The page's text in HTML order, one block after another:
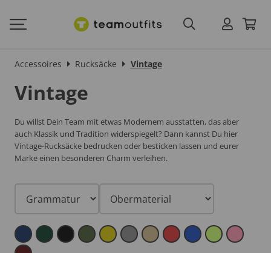
Accessoires Rucksäcke Vintage
Vintage
Du willst Dein Team mit etwas Modernem ausstatten, das aber
auch Klassik und Tradition widerspiegelt? Dann kannst Du hier
Vintage-Rucksäcke bedrucken oder besticken lassen und eurer
Marke einen besonderen Charm verleihen.